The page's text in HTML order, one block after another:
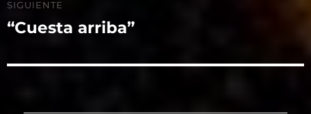
SIGUIENTE
Entrada
“Cuesta arriba”